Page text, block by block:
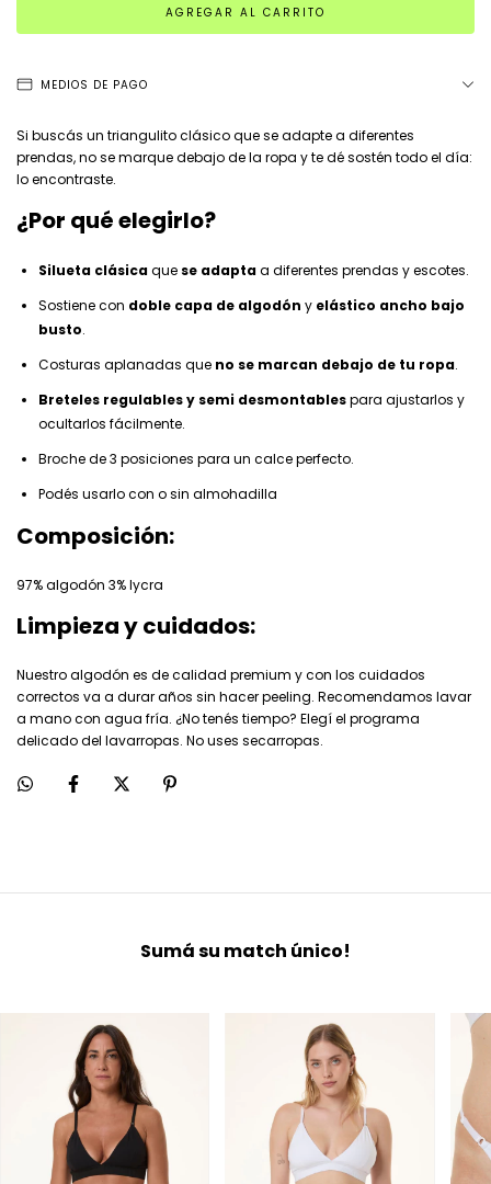
MEDIOS DE PAGO
Si buscás un triangulito clásico que se adapte a diferentes
prendas, no se marque debajo de la ropa y te dé sostén todo el día:
lo encontraste.
¿Por qué elegirlo?
Silueta clásicaque se adaptaa diferentes prendas y escotes.
Sostiene con doble capa de algodón y elástico ancho bajo
busto.
Costuras aplanadas que no se marcan debajo de tu ropa.
Breteles regulables y semi desmontablespara ajustarlos y
ocultarlos fácilmente.
Broche de 3 posiciones para un calce perfecto.
Podés usarlo con o sin almohadilla
Composición:
97% algodón 3% lycra
Limpieza y cuidados:
Nuestro algodón es de calidad premium y con los cuidados
correctos va a durar años sin hacer peeling. Recomendamos lavar
a mano con agua fría. ¿No tenés tiempo? Elegí el programa
delicado del lavarropas. No uses secarropas.
Sumá su match único!